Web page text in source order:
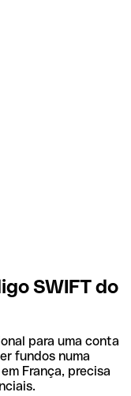
SWIFT do
para uma conta
fundos numa
França, precisa